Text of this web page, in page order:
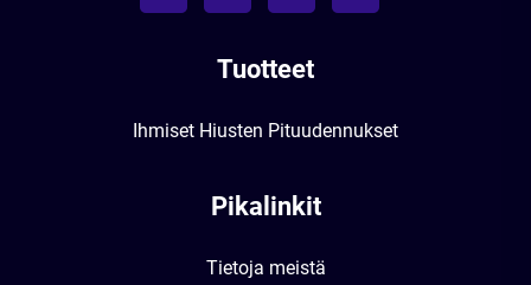
Tuotteet
Ihmiset Hiusten Pituudennukset
Pikalinkit
Tietoja meistä